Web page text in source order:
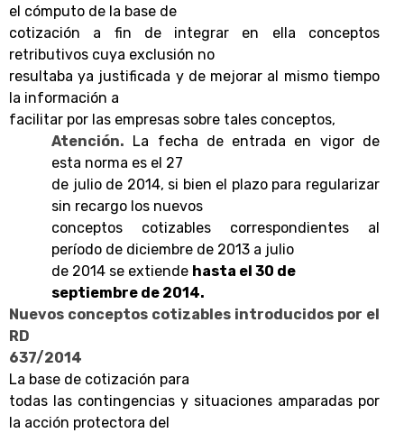
el cómputo de la base de
cotización a fin de integrar en ella conceptos
retributivos cuya exclusión no
resultaba ya justificada y de mejorar al mismo tiempo
la información a
facilitar por las empresas sobre tales conceptos,
Atención. La fecha de entrada en vigor de
esta norma es el 27
de julio de 2014, si bien el plazo para regularizar
sin recargo los nuevos
conceptos cotizables correspondientes al
período de diciembre de 2013 a julio
de 2014 se extiende hasta el 30 de
septiembre de 2014.
Nuevos conceptos cotizables introducidos por el
RD
637/2014
La base de cotización para
todas las contingencias y situaciones amparadas por
la acción protectora del